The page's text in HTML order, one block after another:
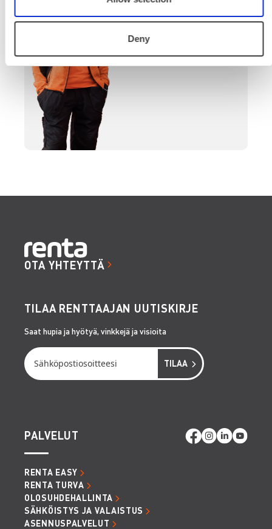
Deny
OTA YHTEYTTÄ
TILAA RENTTAAJAN UUTISKIRJE
Saat hupia ja hyötyä, vinkkejä ja visioita
PALVELUT
RENTA EASY
RENTA TURVA
OLOSUHDEHALLINTA
SÄHKÖISTYS JA VALAISTUS
ASENNUSPALVELUT